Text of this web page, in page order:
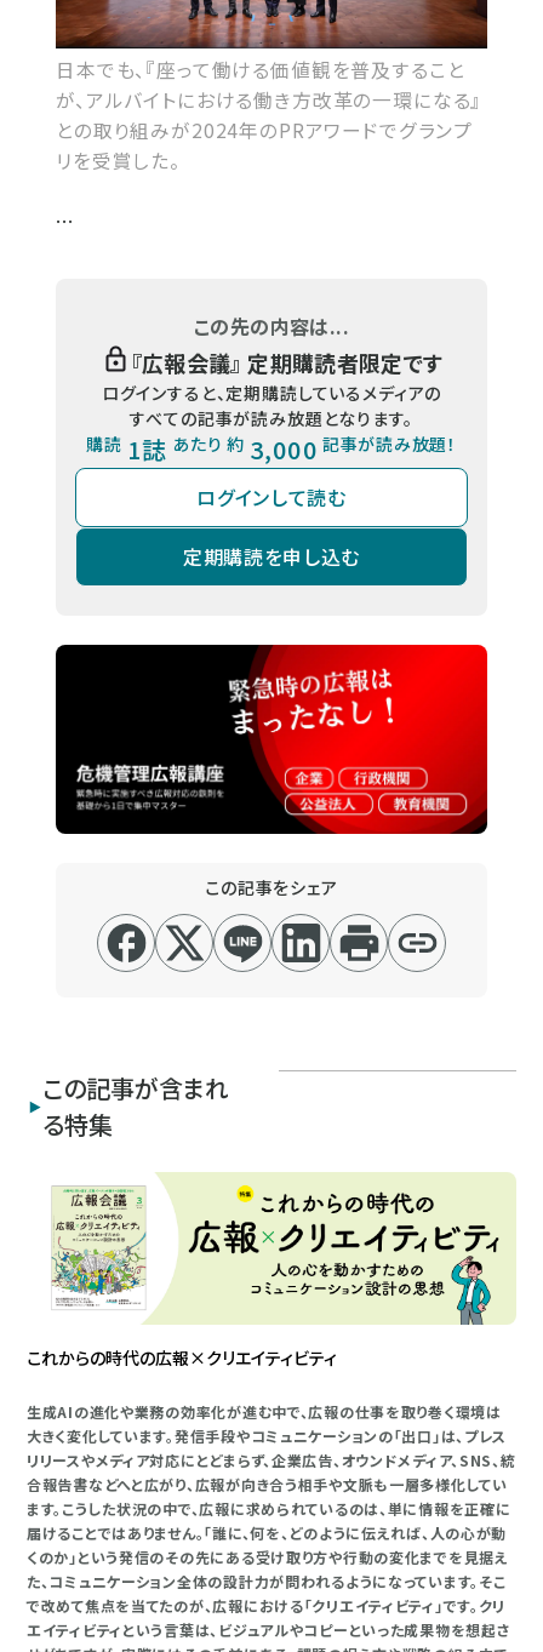
日本でも、『座って働ける価値観を普及すること
が、アルバイトにおける働き方改革の一環になる』
との取り組みが2024年のPRアワードでグランプ
リを受賞した。
...
この先の内容は...
『広報会議』 定期購読者限定です
ログインすると、定期購読しているメディアの
すべての記事が読み放題となります。
購読 1誌 あたり 約 3,000 記事が読み放題！
ログインして読む
定期購読を申し込む
この記事をシェア
この記事が含まれ
る特集
これからの時代の広報×クリエイティビティ
生成AIの進化や業務の効率化が進む中で、広報の仕事を取り巻く環境は
大きく変化しています。発信手段やコミュニケーションの「出口」は、プレス
リリースやメディア対応にとどまらず、企業広告、オウンドメディア、SNS、統
合報告書などへと広がり、広報が向き合う相手や文脈も一層多様化してい
ます。こうした状況の中で、広報に求められているのは、単に情報を正確に
届けることではありません。「誰に、何を、どのように伝えれば、人の心が動
くのか」という発信のその先にある受け取り方や行動の変化までを見据え
た、コミュニケーション全体の設計力が問われるようになっています。そこ
で改めて焦点を当てたのが、広報における「クリエイティビティ」です。クリ
エイティビティという言葉は、ビジュアルやコピーといった成果物を想起さ